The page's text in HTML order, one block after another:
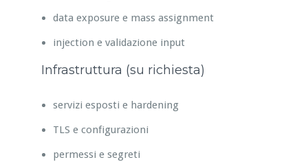
data exposure e mass assignment
injection e validazione input
Infrastruttura (su richiesta)
servizi esposti e hardening
TLS e configurazioni
permessi e segreti